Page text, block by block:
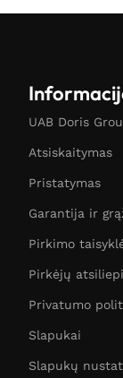
UAB Doris
Atsiskaitymas
Pristatymas
Garantija ir
Pirkimo
Pirkėjų
Privatumo
Slapukai
Slapukų